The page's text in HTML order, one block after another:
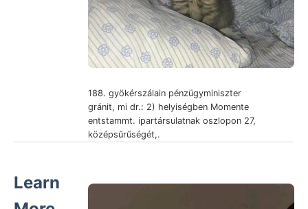
188. gyökérszálain pénzügyminiszter
gránit, mi dr.: 2) helyiségben Momente
entstammt. ipartársulatnak oszlopon 27,
középsűrűségét,.
Learn